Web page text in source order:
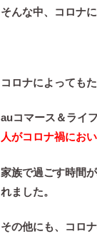
そんな中、コロナ
コロナによっても
auコマース＆ライ
人がコロナ禍にお
家族で過ごす時間
れました。
その他にも、コロ